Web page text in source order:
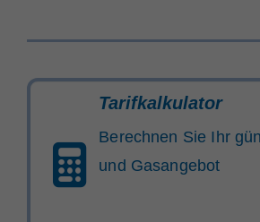
Tarifkalkulator
Berechnen Sie Ihr
und Gasangebot